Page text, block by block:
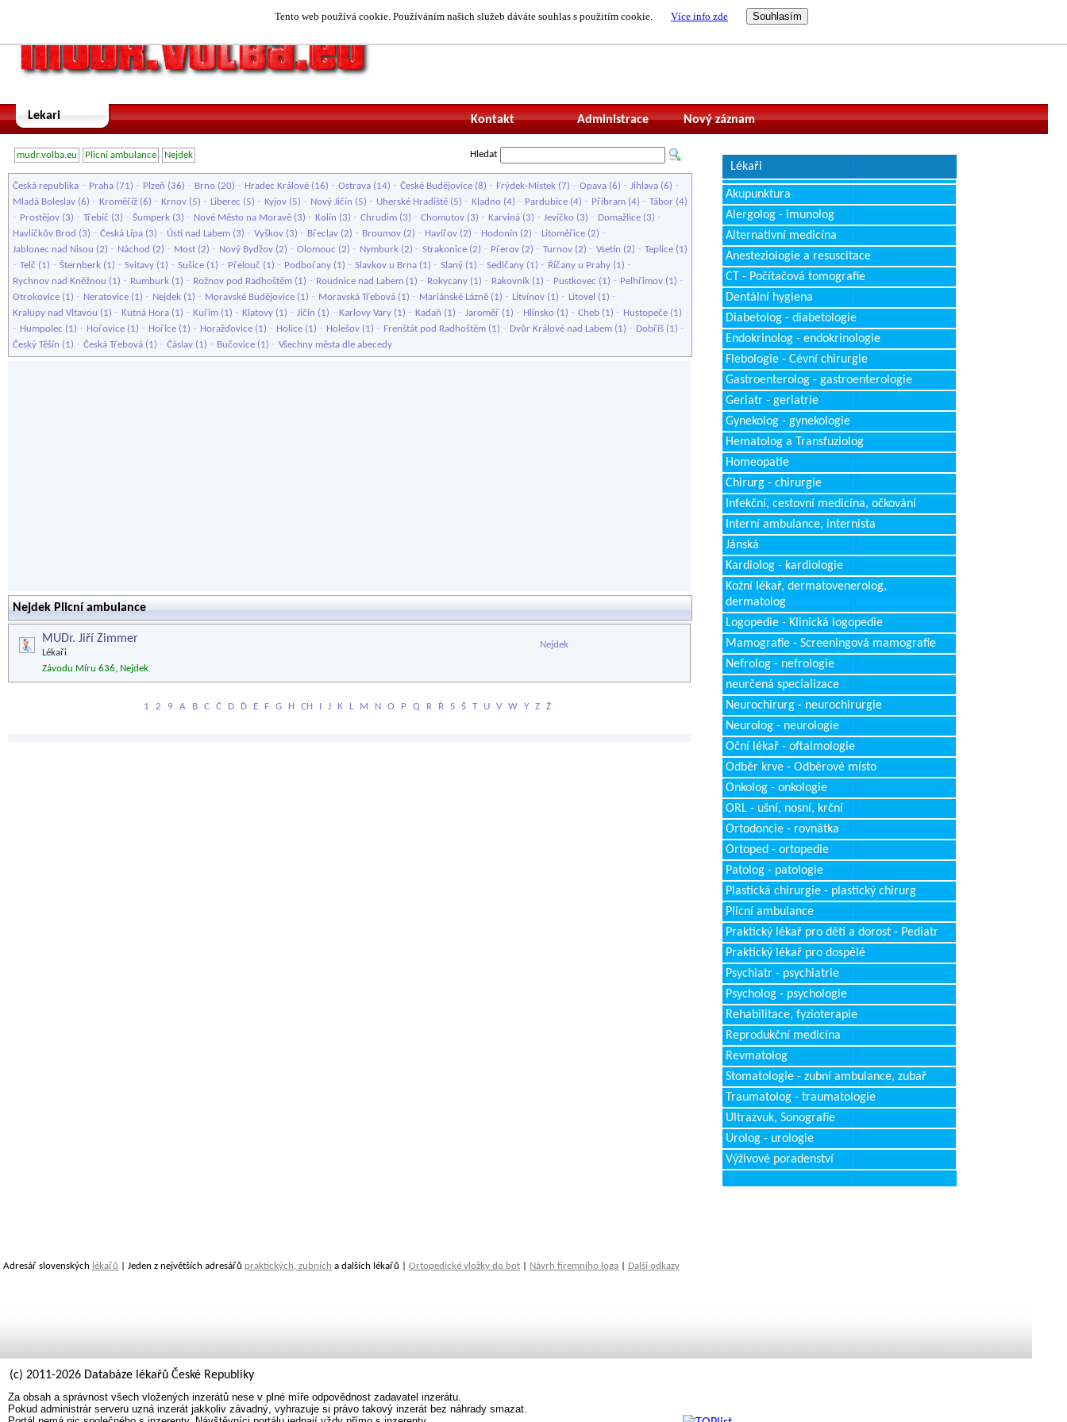
Tento web používá cookie. Používáním našich služeb dáváte souhlas s použitím cookie. Více info zde
Lekari Nový záznam
Administrace
Kontakt
mudr.volba.eu Plicní ambulance Nejdek Hledat
Česká republika - Praha (71) - Plzeň (36) - Brno (20) - Hradec Králové (16) - Ostrava (14) - České Budějovice (8) - Frýdek-Místek (7) - Opava (6) - Jihlava (6) -
Mladá Boleslav (6) - Kroměříž (6) - Krnov (5) - Liberec (5) - Kyjov (5) - Nový Jičín (5) - Uherské Hradiště (5) - Kladno (4) - Pardubice (4) - Příbram (4) - Tábor (4)
- Prostějov (3) - Třebíč (3) - Šumperk (3) - Nové Město na Moravě (3) - Kolín (3) - Chrudim (3) - Chomutov (3) - Karviná (3) - Jevíčko (3) - Domažlice (3) -
Havlíčkův Brod (3) - Česká Lípa (3) - Ústí nad Labem (3) - Vyškov (3) - Břeclav (2) - Broumov (2) - Havířov (2) - Hodonín (2) - Litoměřice (2) -
Jablonec nad Nisou (2) - Náchod (2) - Most (2) - Nový Bydžov (2) - Olomouc (2) - Nymburk (2) - Strakonice (2) - Přerov (2) - Turnov (2) - Vsetín (2) - Teplice (1)
- Telč (1) - Šternberk (1) - Svitavy (1) - Sušice (1) - Přelouč (1) - Podbořany (1) - Slavkov u Brna (1) - Slaný (1) - Sedlčany (1) - Říčany u Prahy (1) -
Rychnov nad Kněžnou (1) - Rumburk (1) - Rožnov pod Radhoštěm (1) - Roudnice nad Labem (1) - Rokycany (1) - Rakovník (1) - Pustkovec (1) - Pelhřimov (1) -
Otrokovice (1) - Neratovice (1) - Nejdek (1) - Moravské Budějovice (1) - Moravská Třebová (1) - Mariánské Lázně (1) - Litvínov (1) - Litovel (1) -
Kralupy nad Vltavou (1) - Kutná Hora (1) - Kuřim (1) - Klatovy (1) - Jičín (1) - Karlovy Vary (1) - Kadaň (1) - Jaroměř (1) - Hlinsko (1) - Cheb (1) - Hustopeče (1)
- Humpolec (1) - Hořovice (1) - Hořice (1) - Horažďovice (1) - Holice (1) - Holešov (1) - Frenštát pod Radhoštěm (1) - Dvůr Králové nad Labem (1) - Dobříš (1) -
Český Těšín (1) - Česká Třebová (1) - Čáslav (1) - Bučovice (1) - Všechny města dle abecedy
Nejdek Plicní ambulance
MUDr. Jiří Zimmer
Lékaři
Nejdek
Závodu Míru 636, Nejdek
1 2 9 A B C Č D Ď E F G H CH I J K L M N O P Q R Ř S Š T U V W Y Z Ž
Lékaři
Akupunktura
Alergolog - imunolog
Alternativní medicína
Anesteziologie a resuscitace
CT - Počítačová tomografie
Dentální hygiena
Diabetolog - diabetologie
Endokrinolog - endokrinologie
Flebologie - Cévní chirurgie
Gastroenterolog - gastroenterologie
Geriatr - geriatrie
Gynekolog - gynekologie
Hematolog a Transfuziolog
Homeopatie
Chirurg - chirurgie
Infekční, cestovní medicína, očkování
Interní ambulance, internista
Jánská
Kardiolog - kardiologie
Kožní lékař, dermatovenerolog,
dermatolog
Logopedie - Klinická logopedie
Mamografie - Screeningová mamografie
Nefrolog - nefrologie
neurčená specializace
Neurochirurg - neurochirurgie
Neurolog - neurologie
Oční lékař - oftalmologie
Odběr krve - Odběrové místo
Onkolog - onkologie
ORL - ušní, nosní, krční
Ortodoncie - rovnátka
Ortoped - ortopedie
Patolog - patologie
Plastická chirurgie - plastický chirurg
Plicní ambulance
Praktický lékař pro děti a dorost - Pediatr
Praktický lékař pro dospělé
Psychiatr - psychiatrie
Psycholog - psychologie
Rehabilitace, fyzioterapie
Reprodukční medicína
Revmatolog
Stomatologie - zubní ambulance, zubař
Traumatolog - traumatologie
Ultrazvuk, Sonografie
Urolog - urologie
Výživové poradenství
Adresář slovenských lékařů | Jeden z největších adresářů praktických, zubních a dalších lékařů | Ortopedické vložky do bot Návrh firemního loga Další odkazy
(c) 2011-2026 Databáze lékařů České Republiky
Za obsah a správnost všech vložených inzerátů nese v plné míře odpovědnost zadavatel inzerátu.
Pokud administrár serveru uzná inzerát jakkoliv závadný, vyhrazuje si právo takový inzerát bez náhrady smazat.